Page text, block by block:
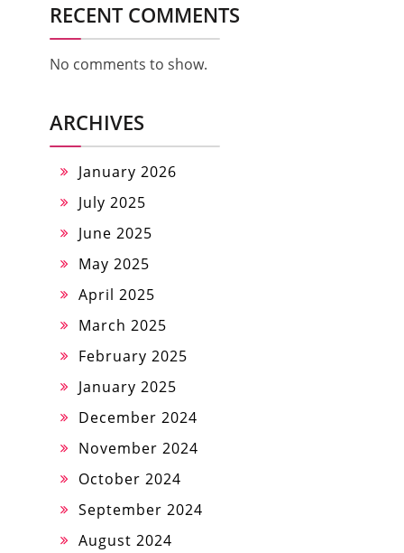
RECENT COMMENTS
No comments to show.
ARCHIVES
January 2026
July 2025
June 2025
May 2025
April 2025
March 2025
February 2025
January 2025
December 2024
November 2024
October 2024
September 2024
August 2024